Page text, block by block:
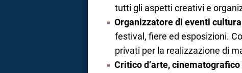
tutti gli aspetti creativi e
Organizzatore di eventi
festival, fiere ed esposizioni.
privati per la realizzazione di
Critico d’arte,